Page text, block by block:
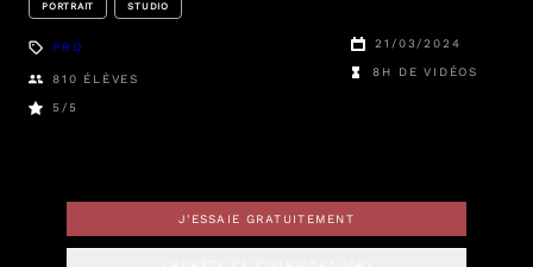
PORTRAIT STUDIO
PRO
810 ÉLÈVES
5 /5
21/03/2024
8H DE VIDÉOS
J'ESSAIE GRATUITEMENT